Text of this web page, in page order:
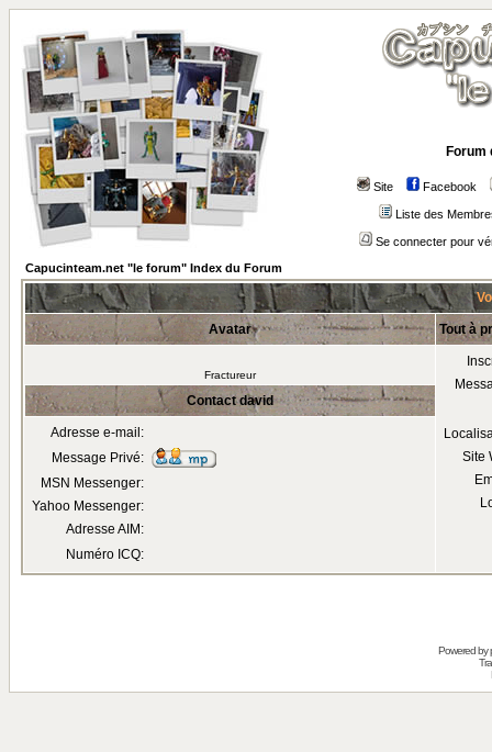
Forum
Site Facebook
Liste des
Se connecter pour
Capucinteam.net "le forum" Index du Forum
Avatar Tout à
Fractureur
Site
Contact david
Adresse e-mail:
Message Privé:
MSN Messenger:
Yahoo Messenger:
Adresse AIM:
Numéro ICQ:
Powered by